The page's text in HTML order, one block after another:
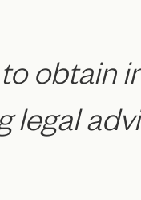
obtain
legal